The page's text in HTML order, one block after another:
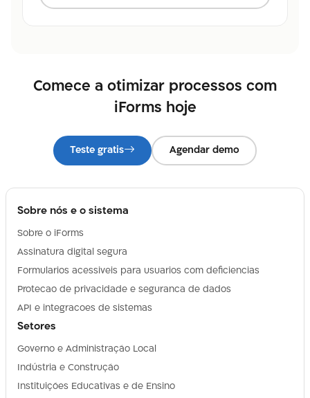
Comece a otimizar processos com
iForms hoje
Teste gratis Agendar demo
Sobre nós e o sistema
Sobre o iForms
Assinatura digital segura
Formularios acessiveis para usuarios com deficiencias
Protecao de privacidade e seguranca de dados
API e integracoes de sistemas
Setores
Governo e Administração Local
Indústria e Construção
Instituições Educativas e de Ensino